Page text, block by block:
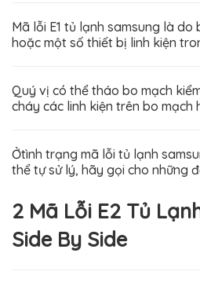
Mã lỗi E1 tủ lạnh samsung là
hoặc một số thiết bị linh kiện
Quý vị có thể tháo bo mạch
cháy các linh kiện trên bo mạch
Ởtình trạng mã lỗi tủ lạnh
thể tự sử lý, hãy gọi cho những
2 Mã Lỗi E2 Tủ
Side By Side